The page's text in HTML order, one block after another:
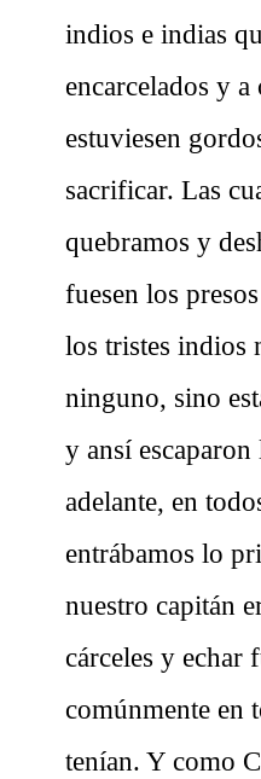
indios e indias
encarcelados y a
estuviesen
sacrificar. Las
quebramos y
fuesen los
los tristes indios
ninguno, sino
y ansí
adelante, en
entrábamos lo
nuestro capitán
cárceles y echar
comúnmente en
tenían. Y como